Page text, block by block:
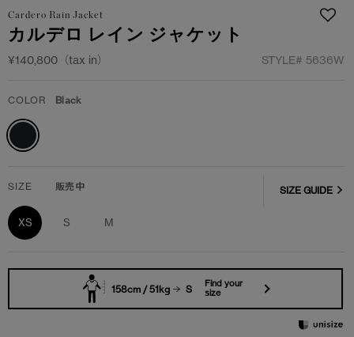
コレクション
コレクション
Cardero Rain Jacket
カルデロ レイン ジャケット
¥140,800（tax in） STYLE# 5636W
COLOR Black
SIZE 販売中
XS S M
SIZE GUIDE
158cm / 51kg S
Find your
size